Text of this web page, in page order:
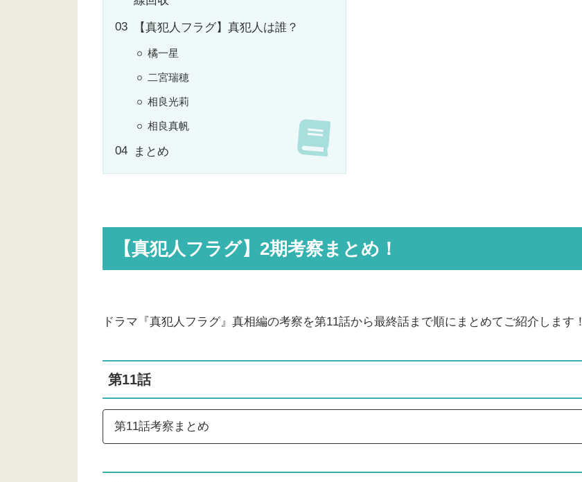
【真犯人フラグ】真犯人は誰？
橘一星
二宮瑞穂
相良光莉
相良真帆
まとめ
【真犯人フラグ】2期考察まとめ！
ドラマ『真犯人フラグ』真相編の考察を第11話から最終話まで順にまとめてご紹介します！
第11話
第11話考察まとめ